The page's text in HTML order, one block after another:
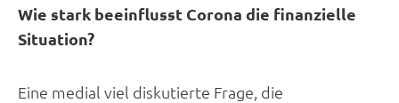
Wie stark beeinflusst Corona die finanzielle
Situation?
Eine medial viel diskutierte Frage, die